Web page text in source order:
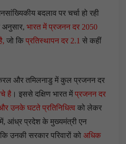
बदलाव पर चर्चा हो रही
भारत में प्रजनन दर 2050
जो कि प्रतिस्थापन दर 2.1 से कहीं
केरल और तमिलनाडु में कुल प्रजनन दर
है । इससे दक्षिण भारत मेंप्रजनन दर
और उनके घटते प्रतिनिधित्व को लेकर
में, आंध्र प्रदेश के मुख्यमंत्री एन
उनकी सरकार परिवारों को अधिक